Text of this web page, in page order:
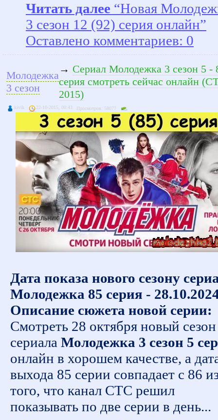
Читать далее “Новая
3 сезон 12 (92) серия онлайн”
Оставлено комментариев: 0
Молодежка
3 сезон
→ Сериал Молодежка 3 сезон 5 -
серия смотреть сейчас онлайн
2015)
kivik 22-10-2015, 00:43 Просмотров: 58077
Дата показа нового сезону
Молодежка 85 серия -
Описание сюжета новой серии:
Смотреть 28 октября новый сезон
сериала Молодежка 3 сезон 5
онлайн в хорошем качестве, а
выхода 85 серии совпадает с 86
того, что канал СТС решил
показывать по две серии в день...